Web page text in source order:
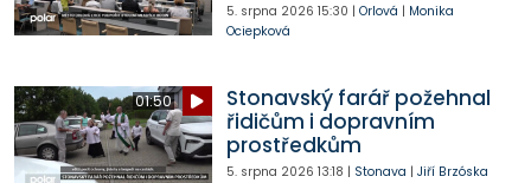
5. srpna 2026 15:30 | Orlová | Monika
Ociepková
01:50
Stonavský farář požehnal
řidičům i dopravním
prostředkům
5. srpna 2026 13:18 | Stonava | Jiří Brzóska